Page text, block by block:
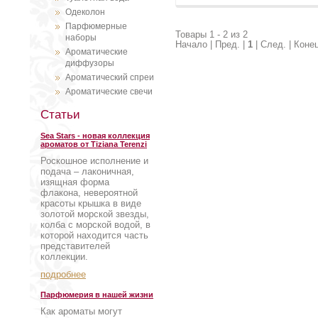
Одеколон
Парфюмерные
наборы
Ароматические
диффузоры
Ароматический спреи
Ароматические свечи
Статьи
Sea Stars - новая коллекция
ароматов от Tiziana Terenzi
Роскошное исполнение и
подача – лаконичная,
изящная форма
флакона, невероятной
красоты крышка в виде
золотой морской звезды,
колба с морской водой, в
которой находится часть
представителей
коллекции.
подробнее
Парфюмерия в нашей жизни
Как ароматы могут
Товары 1 - 2 из 2
Начало | Пред. | 1 | След. |